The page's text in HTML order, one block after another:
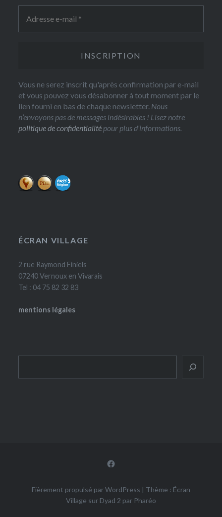
Vous ne serez inscrit qu'après confirmation par e-mail
et vous pouvez vous désabonner à tout moment par le
lien fourni en bas de chaque newsletter. Nous
n’envoyons pas de messages indésirables ! Lisez notre
politique de confidentialité pour plus d’informations.
ÉCRAN VILLAGE
2 rue Raymond Finiels
07240 Vernoux en Vivarais
Tel : 04 75 82 32 83
mentions légales
Facebook
Fièrement propulsé par WordPress | Thème : Écran
Village sur Dyad 2 par Pharéo